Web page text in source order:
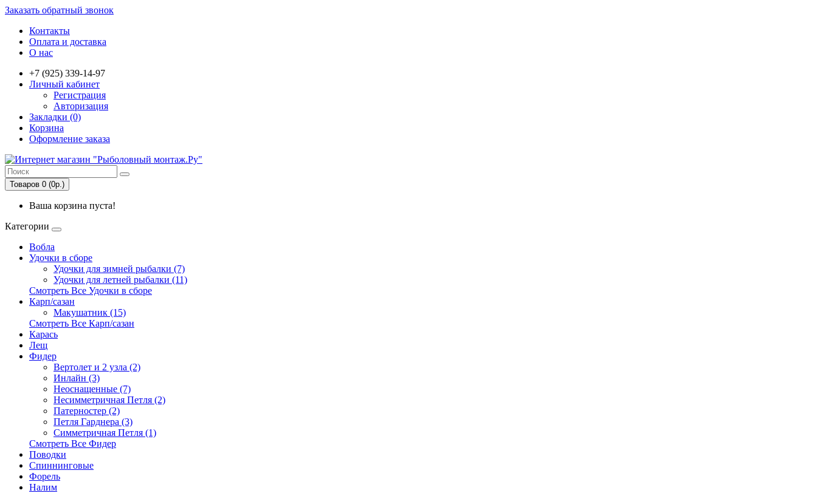
Заказать обратный звонок
Контакты
Оплата и доставка
О нас
+7 (925) 339-14-97
Личный кабинет
Регистрация
Авторизация
Закладки (0)
Корзина
Оформление заказа
Товаров 0 (0р.)
Ваша корзина пуста!
Категории
Вобла
Удочки в сборе
Удочки для зимней рыбалки (7)
Удочки для летней рыбалки (11)
Смотреть Все Удочки в сборе
Карп/сазан
Макушатник (15)
Смотреть Все Карп/сазан
Карась
Лещ
Фидер
Вертолет и 2 узла (2)
Инлайн (3)
Неоснащенные (7)
Несимметричная Петля (2)
Патерностер (2)
Петля Гарднера (3)
Симметричная Петля (1)
Смотреть Все Фидер
Поводки
Спиннинговые
Форель
Налим